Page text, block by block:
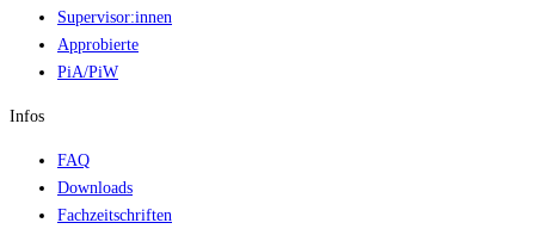
Supervisor:innen
Approbierte
PiA/PiW
Infos
FAQ
Downloads
Fachzeitschriften